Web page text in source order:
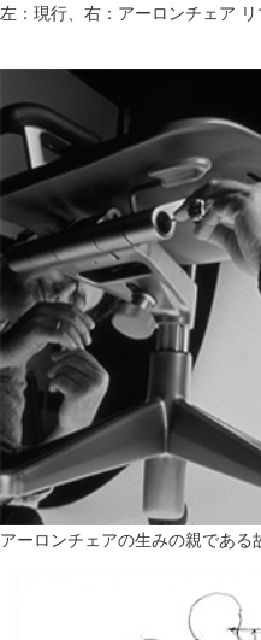
左：現行、右：アーロンチェア リ
アーロンチェアの生みの親である